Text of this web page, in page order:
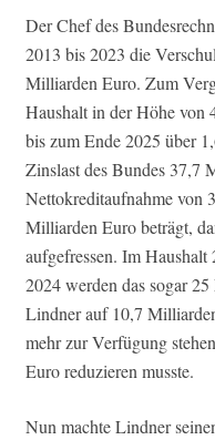
Der Chef des
2013 bis 2023 die
Milliarden Euro. Zum
Haushalt in der Höhe von
bis zum Ende 2025 über
Zinslast des Bundes 37,7
Nettokreditaufnahme von
Milliarden Euro beträgt,
aufgefressen. Im
2024 werden das sogar
Lindner auf 10,7
mehr zur Verfügung
Euro reduzieren musste.
Nun machte Lindner